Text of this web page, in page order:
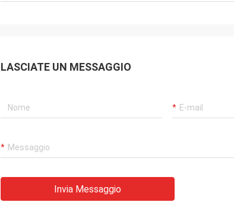
LASCIATE UN MESSAGGIO
Invia Messaggio